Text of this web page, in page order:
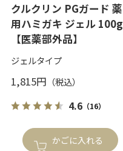
クルクリン PGガード 薬
用ハミガキ ジェル 100g
【医薬部外品】
ジェルタイプ
1,815円
4.6（16）
かごに入れる